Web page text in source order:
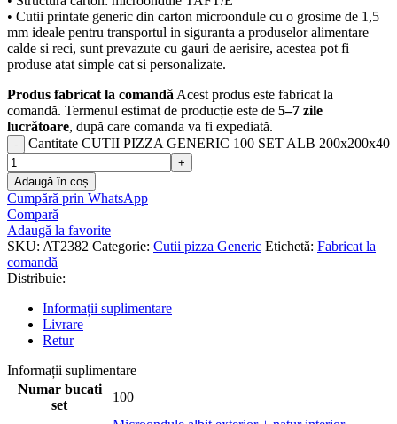
• Cutii printate generic din carton microondule cu o grosime de 1,5
mm ideale pentru transportul in siguranta a produselor alimentare
calde si reci, sunt prevazute cu gauri de aerisire, acestea pot fi
produse atat simple cat si personalizate.
Produs fabricat la comandă Acest produs este fabricat la
comandă. Termenul estimat de producție este de 5–7 zile
lucrătoare, după care comanda va fi expediată.
Cantitate CUTII PIZZA GENERIC 100 SET ALB 200x200x40
Adaugă în coș
Cumpără prin WhatsApp
Compară
Adaugă la favorite
SKU: AT2382 Categorie: Cutii pizza Generic Etichetă: Fabricat la
comandă
Distribuie:
Informații suplimentare
Livrare
Retur
Informații suplimentare
Numar bucati
set
100